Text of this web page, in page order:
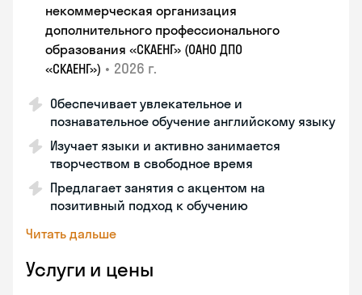
некоммерческая организация
дополнительного профессионального
образования «СКАЕНГ» (ОАНО ДПО
«СКАЕНГ») • 2026 г.
Обеспечивает увлекательное и
познавательное обучение английскому языку
Изучает языки и активно занимается
творчеством в свободное время
Предлагает занятия с акцентом на
позитивный подход к обучению
Читать дальше
Услуги и цены